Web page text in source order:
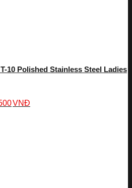
10 Polished Stainless Steel Ladies
VNĐ